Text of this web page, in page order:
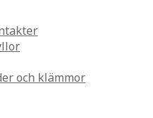
och klämmor